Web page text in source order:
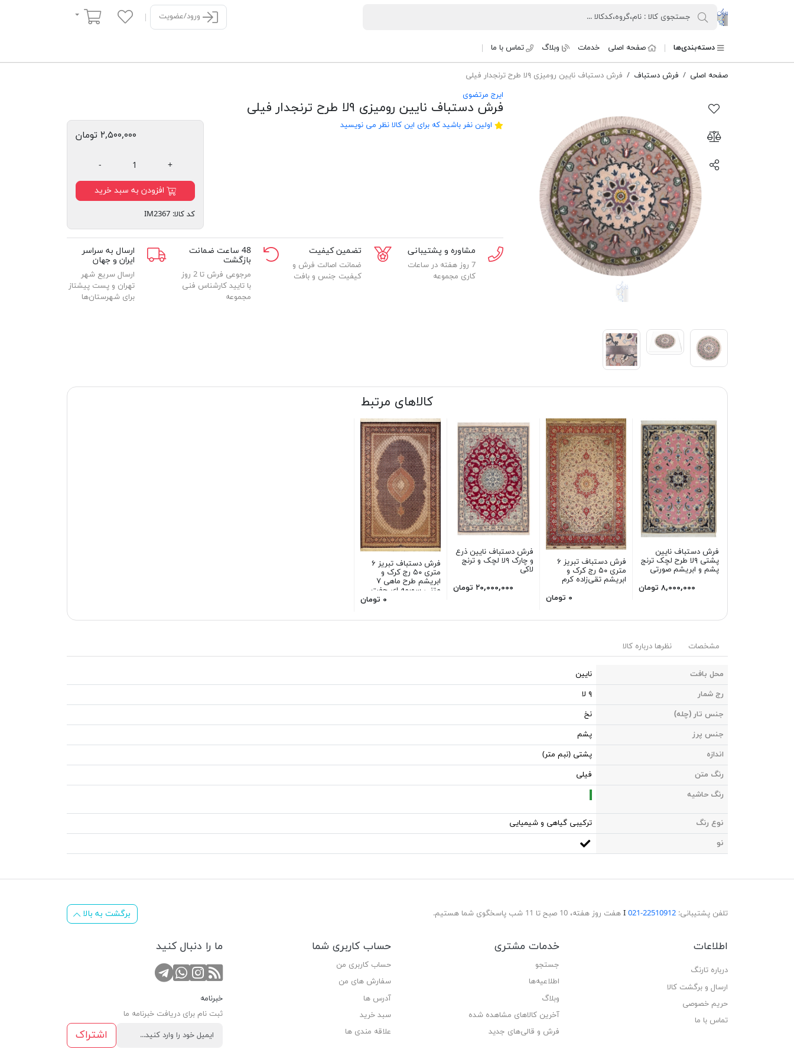
کنسرسیوم فرش دستباف تارنگ ورود/عضویت سبد خرید
دسته‌بندی‌ها صفحه اصلی خدمات وبلاگ تماس با ما
صفحه اصلی فرش دستباف
فرش دستباف نایین رومیزی ۹لا طرح ترنجدار فیلی
ایرج مرتضوی
فرش دستباف نایین رومیزی ۹لا طرح ترنجدار فیلی
اولین نفر باشید که برای این کالا نظر می نویسید
۲,۵۰۰,۰۰۰ تومان
- +
افزودن به سبد خرید
کد کالا: IM2367
مشاوره و پشتیبانی
7 روز هفته در ساعات
کاری مجموعه
تضمین کیفیت
ضمانت اصالت فرش و
کیفیت جنس و بافت
48 ساعت ضمانت
بازگشت
مرجوعی فرش تا 2 روز
با تایید کارشناس فنی
مجموعه
ارسال به سراسر
ایران و جهان
ارسال سریع شهر
تهران و پست پیشتاز
برای شهرستان‌ها
کالاهای مرتبط
فرش دستباف نایین
پشتی ۹لا طرح لچک ترنج
پشم و ابریشم صورتی
۸,۰۰۰,۰۰۰ تومان
فرش دستباف تبریز ۶
متری ۵۰ رج کرک و
ابریشم تقی‌زاده کرم
۰ تومان
فرش دستباف نایین ذرع
و چارک ۹لا لچک و ترنج
لاکی
۲۰,۰۰۰,۰۰۰ تومان
فرش دستباف تبریز ۶
متری ۵۰ رج کرک و
ابریشم طرح ماهی ۷
متنی سورمه ای جفت
۰ تومان
مشخصات نظرها درباره کالا
محل بافت
نایین
رج شمار
۹ لا
جنس تار (چله)
نخ
جنس پرز
پشم
اندازه
پشتی (نبم متر)
رنگ متن
فیلی
رنگ حاشیه
نوع رنگ
ترکیبی گیاهی و شیمیایی
نو
تلفن پشتیبانی:22510912-021
Ι هفت روز هفته، 10 صبح تا 11 شب پاسخگوی شما هستیم. برگشت به بالا
اطلاعات
درباره تارنگ
ارسال و برگشت کالا
حریم خصوصی
تماس با ما
خدمات مشتری
جستجو
اطلاعیه‌ها
وبلاگ
آخرین کالاهای مشاهده شده
فرش و قالی‌های جدید
حساب کاربری شما
حساب کاربری من
سفارش های من‎
آدرس ها
سبد خرید
علاقه مندی ها
ما را دنبال کنید
RSSصفحه اینستاگرام
تماس با واتس اپ
کانال تلگرام
خبرنامه
ثبت نام برای دریافت خبرنامه ما
اشتراک